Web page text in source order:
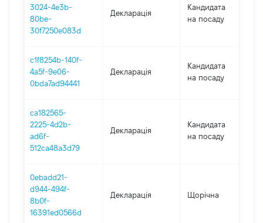
3024-4e3b-
80be-
30f7250e083d
Декларація
Кандидата
на посаду
c1f8254b-140f-
4a5f-9e06-
0bda7ad94441
Декларація
Кандидата
на посаду
ca182565-
2225-4d2b-
ad6f-
512ca48a3d79
Декларація
Кандидата
на посаду
0ebadd21-
d944-494f-
8b0f-
16391ed0566d
Декларація Щорічна